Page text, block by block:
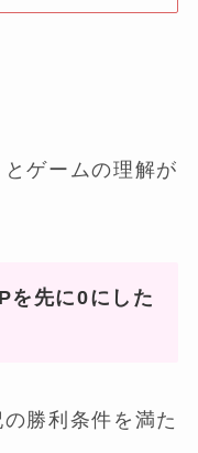
ゲームの理解が
を先に0にした
勝利条件を満た